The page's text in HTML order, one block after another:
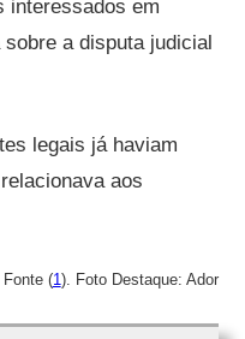
interessados em
a disputa judicial
legais já haviam
aos
Fonte (1). Foto Destaque: Ador